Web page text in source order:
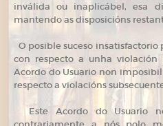
inválida ou inaplicábel, esa
mantendo as disposicións
O posible suceso
con respecto a unha
Acordo do Usuario non
respecto a violacións
Este Acordo do Usuario